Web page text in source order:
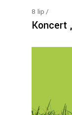
8 lip
Koncert